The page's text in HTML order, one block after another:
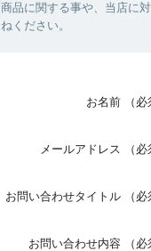
商品に関する事や、当店に
ねください。
お名前 （必
メールアドレス （必
お問い合わせタイトル （必
お問い合わせ内容 （必